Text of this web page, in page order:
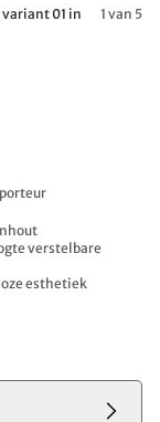
01 in
1 van 5
verstelbare
esthetiek